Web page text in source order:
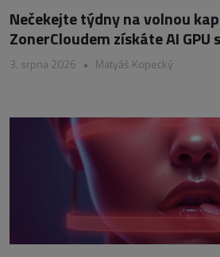
Nečekejte týdny na volnou
ZonerCloudem získáte AI
3. srpna 2026 • Matyáš Kopecký